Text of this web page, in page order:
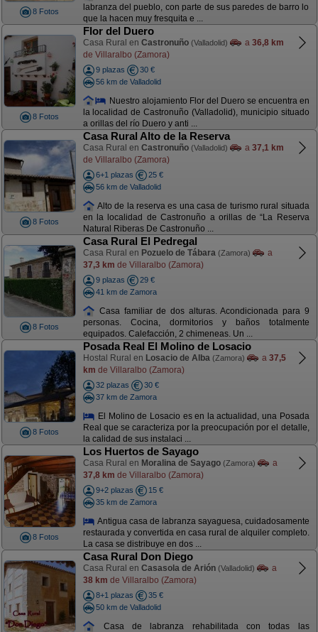
8 Fotos
labranza del pueblo, con parte de sus paredes de barro lo
que la hacen muy fresquita e ...
8 Fotos
Flor del Duero
Casa Rural en Castronuño (Valladolid) a 36,8 km
de Villaralbo (Zamora)
9 plazas
30 €
56 km de Valladolid
Nuestro alojamiento Flor del Duero se encuentra en
la localidad de Castronuño (Valladolid), municipio situado
a orillas del río Duero y anti ...
8 Fotos
Casa Rural Alto de la Reserva
Casa Rural en Castronuño (Valladolid) a 37,1 km
de Villaralbo (Zamora)
6+1 plazas
25 €
56 km de Valladolid
Alto de la reserva es una casa de turismo rural situada
en la localidad de Castronuño a orillas de “La Reserva
Natural Riberas De Castronuño ...
8 Fotos
Casa Rural El Pedregal
Casa Rural en Pozuelo de Tábara (Zamora)
a
37,3 km de Villaralbo (Zamora)
9 plazas
29 €
41 km de Zamora
Casa familiar de dos alturas. Acondicionada para 9
personas. Cocina, dormitorios y baños totalmente
equipados. Calefacción, 2 chimeneas. Un ...
8 Fotos
Posada Real El Molino de Losacio
Hostal Rural en Losacio de Alba (Zamora) a 37,5
km de Villaralbo (Zamora)
32 plazas
30 €
37 km de Zamora
El Molino de Losacio es en la actualidad, una Posada
Real que se caracteriza por la preocupación por el detalle,
la calidad de sus instalaci ...
8 Fotos
Los Huertos de Sayago
Casa Rural en Moralina de Sayago (Zamora)
a
37,8 km de Villaralbo (Zamora)
9+2 plazas
15 €
35 km de Zamora
Antigua casa de labranza sayaguesa, cuidadosamente
restaurada y convertida en casa rural de alquiler completo.
La casa se distribuye en dos ...
Casa Rural Don Diego
Casa Rural en Casasola de Arión (Valladolid)
a
38 km de Villaralbo (Zamora)
8+1 plazas
35 €
50 km de Valladolid
Casa de labranza rehabilitada con todas las